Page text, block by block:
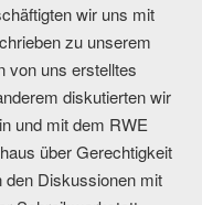
wir uns mit
zu unserem
von uns erstelltes
diskutierten wir
und mit dem RWE
über Gerechtigkeit
den Diskussionen mit